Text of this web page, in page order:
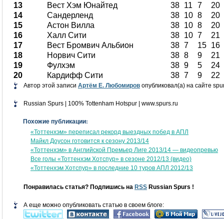
13
Вест Хэм Юнайтед 38 11 7
20
14
Сандерленд 38 10 8
20
15
Астон Вилла 38 10 8
20
16
Халл Сити 38 10 7
21
17
Вест Бромвич Альбион 38 7 15 16
18
Норвич Сити 38 8 9
21
19
Фулхэм 38 9 5
24
20
Кардифф Сити 38 7 9 22
Автор этой записи Артём Е. Любомиров опубликовал(а) на сайте
Russian Spurs | 100% Tottenham Hotspur | www.spurs.ru
Похожие публикации:
«Тоттенхэм» переписал рекорд выездных побед в АПЛ
Майкл Доусон готовится к сезону 2013/14
«Тоттенхэм» в Английской Премьер Лиге 2013/14 — видеопревью
Все голы «Тоттенхэм Хотспур» в сезоне 2012/13 (видео)
«Тоттенхэм Хотспур» в последние 10 туров АПЛ 2012/13
Понравилась статья? Подпишись на RSS Russian Spurs !
А еще можно опубликовать статью в своем блоге: